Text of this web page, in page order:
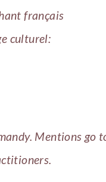
français
culturel:
Mentions go